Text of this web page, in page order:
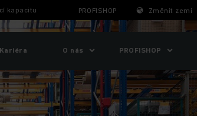
kapacitu PROFISHOP Změnit zemi
Kariéra O nás PROFISHOP